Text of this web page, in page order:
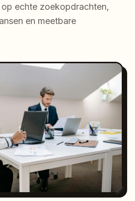
echte zoekopdrachten,
en meetbare